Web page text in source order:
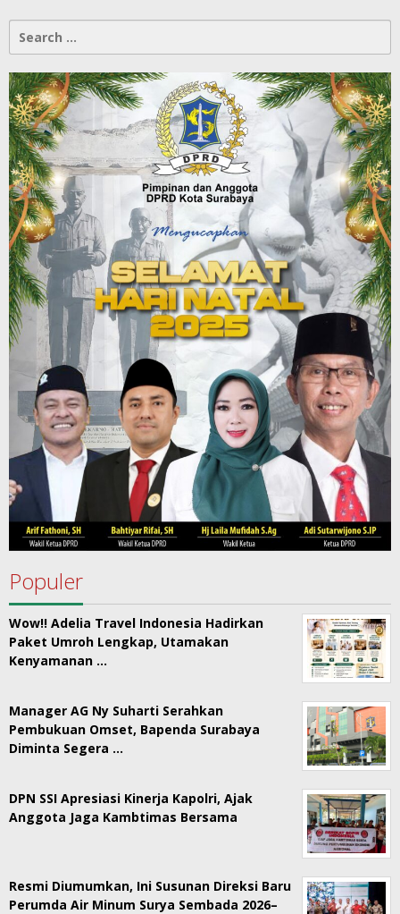
for:
Populer
Wow!! Adelia Travel Indonesia Hadirkan
Paket Umroh Lengkap, Utamakan
Kenyamanan …
Manager AG Ny Suharti Serahkan
Pembukuan Omset, Bapenda Surabaya
Diminta Segera …
DPN SSI Apresiasi Kinerja Kapolri, Ajak
Anggota Jaga Kambtimas Bersama
Resmi Diumumkan, Ini Susunan Direksi Baru
Perumda Air Minum Surya Sembada 2026–